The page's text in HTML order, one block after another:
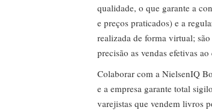
qualidade, o que garante a
e preços praticados) e a
realizada de forma virtual;
precisão as vendas efetivas
Colaborar com a NielsenIQ
e a empresa garante total
varejistas que vendem livros